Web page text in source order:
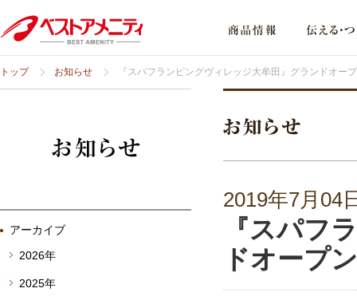
トップ お知らせ 『スパフランピングヴィレッジ大牟田』グランドオー
2019年7月04
『スパフ
ドオープ
アーカイブ
2026年
2025年